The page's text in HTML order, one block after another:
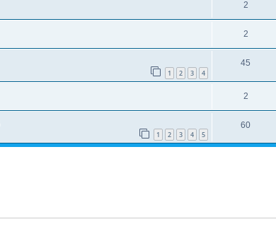
2
2
1 2 3 4
45
2
1 2 3 4 5
60